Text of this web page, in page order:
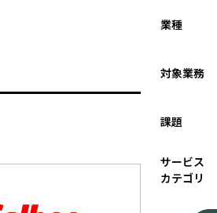
業種
対象業務
課題
サービス
カテゴリ